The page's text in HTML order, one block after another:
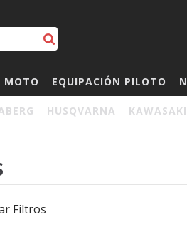
MOTO EQUIPACIÓN PILOTO
HUSQVARNA KAWASAKI
Filtros